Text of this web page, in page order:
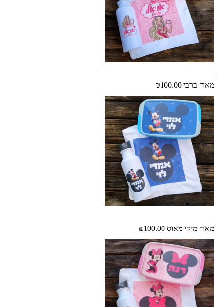
מארז ברבי ₪100.00
מארז מיקי מאוס ₪100.00